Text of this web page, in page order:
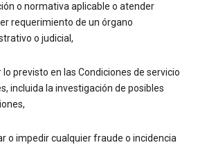
o normativa aplicable o atender
requerimiento de un órgano
o judicial,
lo previsto en las Condiciones de servicio
incluida la investigación de posibles
o impedir cualquier fraude o incidencia